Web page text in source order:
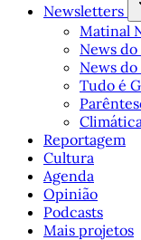
Newsletters
Matinal
News
News do
Tudo é
Climática
Reportagem
Cultura
Agenda
Opinião
Podcasts
Mais projetos